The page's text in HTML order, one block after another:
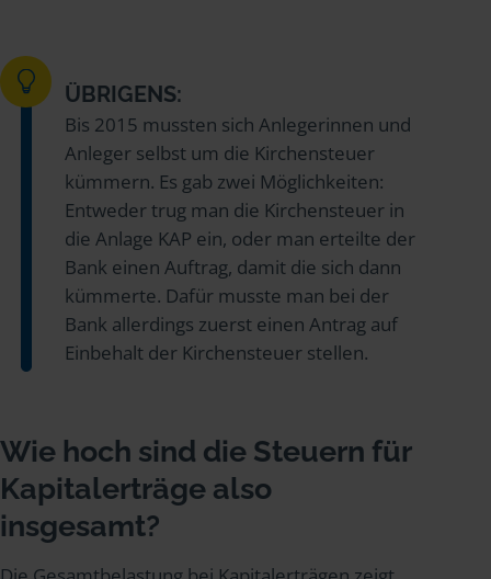
ÜBRIGENS:
Bis 2015 mussten sich Anlegerinnen und
Anleger selbst um die Kirchensteuer
kümmern. Es gab zwei Möglichkeiten:
Entweder trug man die Kirchensteuer in
die Anlage KAP ein, oder man erteilte der
Bank einen Auftrag, damit die sich dann
kümmerte. Dafür musste man bei der
Bank allerdings zuerst einen Antrag auf
Einbehalt der Kirchensteuer stellen.
Wie hoch sind die Steuern für
Kapitalerträge also
insgesamt?